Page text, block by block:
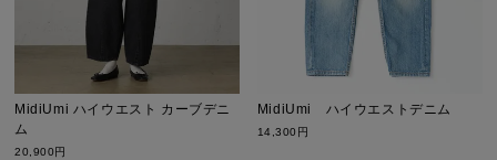
MidiUmi ハイウエスト カーブデニ
ム
20,900円
MidiUmi ハイウエストデニム
14,300円